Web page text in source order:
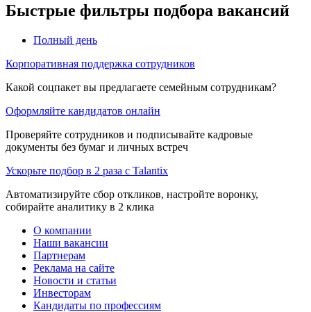
Быстрые фильтры подбора вакансий
Полный день
Корпоративная поддержка сотрудников
Какой соцпакет вы предлагаете семейным сотрудникам?
Оформляйте кандидатов онлайн
Проверяйте сотрудников и подписывайте кадровые
документы без бумаг и личных встреч
Ускорьте подбор в 2 раза с Talantix
Автоматизируйте сбор откликов, настройте воронку,
собирайте аналитику в 2 клика
О компании
Наши вакансии
Партнерам
Реклама на сайте
Новости и статьи
Инвесторам
Кандидаты по профессиям